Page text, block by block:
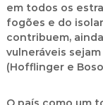
em todos os
fogões e do
contribuem,
vulneráveis
(Hofflinger e